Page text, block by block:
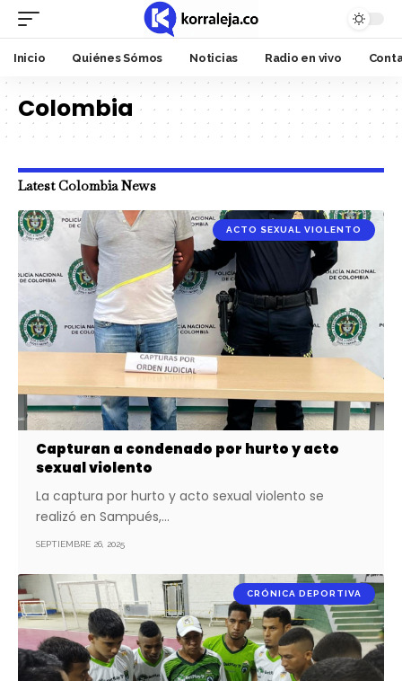
Inicio Quiénes Sómos Noticias Radio en vivo
Colombia
Latest Colombia News
ACTO SEXUAL VIOLENTO
Capturan a condenado por hurto y acto
sexual violento
La captura por hurto y acto sexual violento se
realizó en Sampués,…
SEPTIEMBRE 26, 2025
CRÓNICA DEPORTIVA